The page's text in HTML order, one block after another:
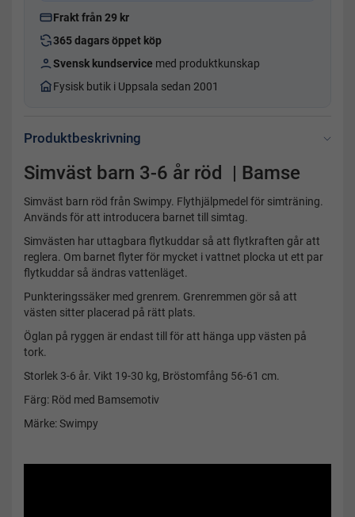
Frakt från 29 kr
365 dagars öppet köp
Svensk kundservice med produktkunskap
Fysisk butik i Uppsala sedan 2001
Produktbeskrivning
Simväst barn 3-6 år röd | Bamse
Simväst barn röd från Swimpy. Flythjälpmedel för simträning.
Används för att introducera barnet till simtag.
Simvästen har uttagbara flytkuddar så att flytkraften går att
reglera. Om barnet flyter för mycket i vattnet plocka ut ett par
flytkuddar så ändras vattenläget.
Punkteringssäker med grenrem. Grenremmen gör så att
västen sitter placerad på rätt plats.
Öglan på ryggen är endast till för att hänga upp västen på
tork.
Storlek 3-6 år. Vikt 19-30 kg, Bröstomfång 56-61 cm.
Färg: Röd med Bamsemotiv
Märke: Swimpy